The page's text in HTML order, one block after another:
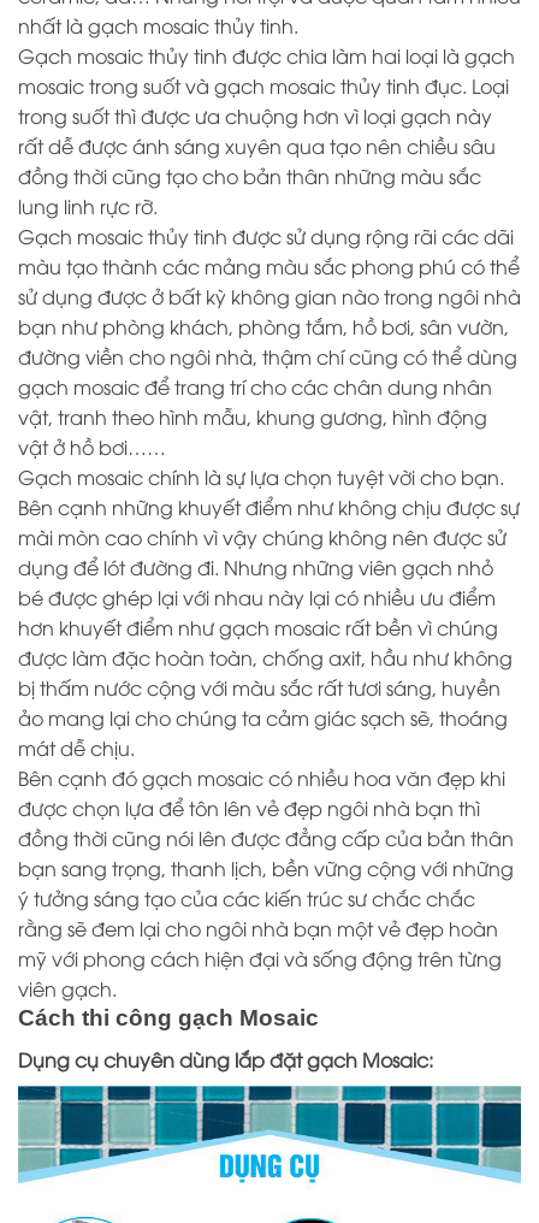
nhất là gạch mosaic thủy tinh.
Gạch mosaic thủy tinh được chia làm hai loại là gạch
mosaic trong suốt và gạch mosaic thủy tinh đục. Loại
trong suốt thì được ưa chuộng hơn vì loại gạch này
rất dễ được ánh sáng xuyên qua tạo nên chiều sâu
đồng thời cũng tạo cho bản thân những màu sắc
lung linh rực rỡ.
Gạch mosaic thủy tinh được sử dụng rộng rãi các dãi
màu tạo thành các mảng màu sắc phong phú có thể
sử dụng được ở bất kỳ không gian nào trong ngôi nhà
bạn như phòng khách, phòng tắm, hồ bơi, sân vườn,
đường viền cho ngôi nhà, thậm chí cũng có thể dùng
gạch mosaic để trang trí cho các chân dung nhân
vật, tranh theo hình mẫu, khung gương, hình động
vật ở hồ bơi……
Gạch mosaic chính là sự lựa chọn tuyệt vời cho bạn.
Bên cạnh những khuyết điểm như không chịu được sự
mài mòn cao chính vì vậy chúng không nên được sử
dụng để lót đường đi. Nhưng những viên gạch nhỏ
bé được ghép lại với nhau này lại có nhiều ưu điểm
hơn khuyết điểm như gạch mosaic rất bền vì chúng
được làm đặc hoàn toàn, chống axit, hầu như không
bị thấm nước cộng với màu sắc rất tươi sáng, huyền
ảo mang lại cho chúng ta cảm giác sạch sẽ, thoáng
mát dễ chịu.
Bên cạnh đó gạch mosaic có nhiều hoa văn đẹp khi
được chọn lựa để tôn lên vẻ đẹp ngôi nhà bạn thì
đồng thời cũng nói lên được đẳng cấp của bản thân
bạn sang trọng, thanh lịch, bền vững cộng với những
ý tưởng sáng tạo của các kiến trúc sư chắc chắc
rằng sẽ đem lại cho ngôi nhà bạn một vẻ đẹp hoàn
mỹ với phong cách hiện đại và sống động trên từng
viên gạch.
Cách thi công gạch Mosaic
Dụng cụ chuyên dùng lắp đặt gạch Mosaic: